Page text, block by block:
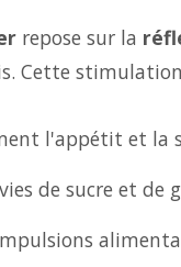
repose sur la
Cette
l'appétit et la
de sucre et de